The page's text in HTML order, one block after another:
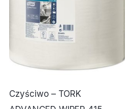
Czyściwo – TORK